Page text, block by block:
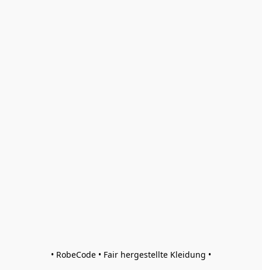
• RobeCode • Fair hergestellte Kleidung •